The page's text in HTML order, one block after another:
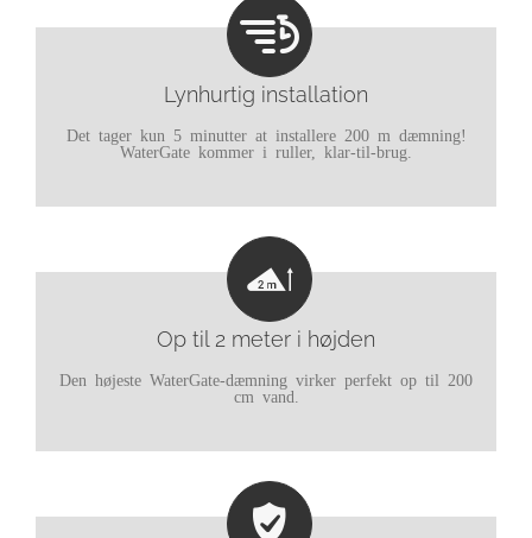
Lynhurtig installation
Det tager kun 5 minutter at installere 200 m dæmning!
WaterGate kommer i ruller, klar-til-brug.
Op til 2 meter i højden
Den højeste WaterGate-dæmning virker perfekt op til 200
cm vand.